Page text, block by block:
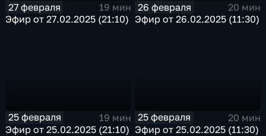
27 февраля
19 мин
Эфир от 27.02.2025 (21:10)
26 февраля
20 мин
Эфир от 26.02.2025 (11:30)
25 февраля
19 мин
Эфир от 25.02.2025 (21:10)
25 февраля
20 мин
Эфир от 25.02.2025 (11:30)